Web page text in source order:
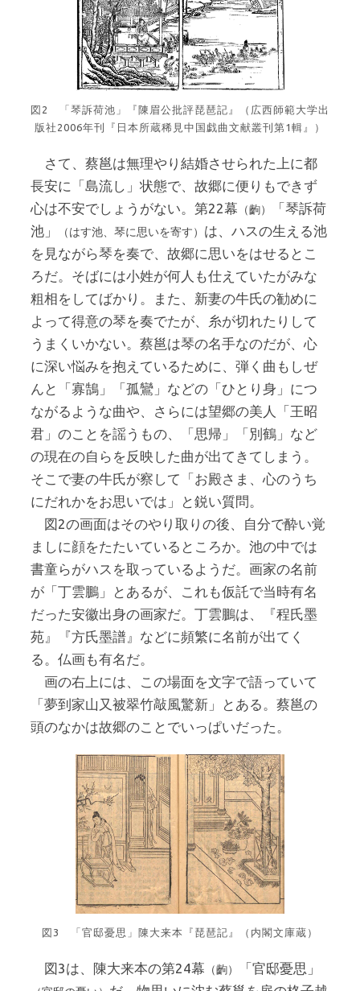
図2 「琴訴荷池」『陳眉公批評琵琶記』（広⻄師範⼤学出
版社2006年刊『⽇本所蔵稀⾒中国戯曲⽂献叢刊第1輯』）
さて、蔡邕は無理やり結婚させられた上に都
長安に「島流し」状態で、故郷に便りもできず
心は不安でしょうがない。第22幕 （齣）
「琴訴荷
池」
（はす池、琴に思いを寄す） は、ハスの生える池
を見ながら琴を奏で、故郷に思いをはせるとこ
ろだ。そばには小姓が何人も仕えていたがみな
粗相をしてばかり。また、新妻の牛氏の勧めに
よって得意の琴を奏でたが、糸が切れたりして
うまくいかない。蔡邕は琴の名手なのだが、心
に深い悩みを抱えているために、弾く曲もしぜ
んと「寡鵠」「孤鸞」などの「ひとり身」につ
ながるような曲や、さらには望郷の美人「王昭
君」のことを謡うもの、「思帰」「別鶴」など
の現在の自らを反映した曲が出てきてしまう。
そこで妻の牛氏が察して「お殿さま、心のうち
にだれかをお思いでは」と鋭い質問。
図2の画面はそのやり取りの後、自分で酔い覚
ましに顔をたたいているところか。池の中では
書童らがハスを取っているようだ。画家の名前
が「丁雲鵬」とあるが、これも仮託で当時有名
だった安徽出身の画家だ。丁雲鵬は、『程氏墨
苑』『方氏墨譜』などに頻繁に名前が出てく
る。仏画も有名だ。
画の右上には、この場面を文字で語っていて
「夢到家山又被翠竹敲風驚新」とある。蔡邕の
頭のなかは故郷のことでいっぱいだった。
図3 「官邸憂思」陳大来本『琵琶記』（内閣文庫蔵）
図3は、陳大来本の第24幕 （齣） 「官邸憂思」